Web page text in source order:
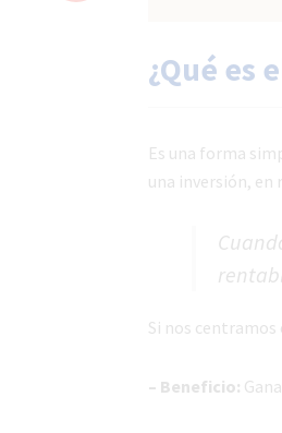
¿Qué es
Es una forma
una inversión, en
Si nos centramos
– Beneficio: